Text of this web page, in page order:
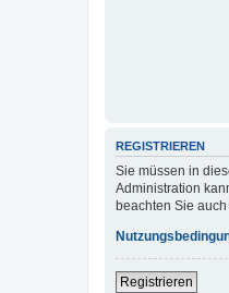
REGISTRIEREN
Sie müssen in
Administration
beachten Sie
Registrieren